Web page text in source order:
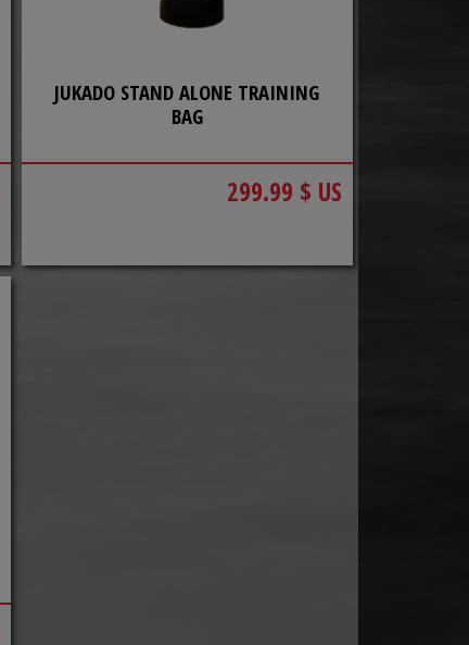
JUKADO STAND ALONE TRAINING
BAG
299.99 $ US